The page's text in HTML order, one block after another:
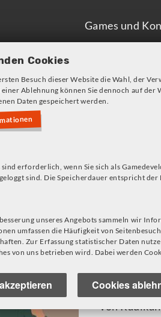
Games und
Cookies
Besuch dieser Website die Wahl, der
Ablehnung können Sie dennoch auf der
Daten gespeichert werden.
sind erforderlich, wenn Sie sich als
sind. Die Speicherdauer entspricht der
unseres Angebots sammeln wir
umfassen die Häufigkeit von
Zur Erfassung statistischer Daten
von uns betrieben wird. Dabei werden
Cookies
Das Spiel
das sich in
Pro
Profile,
von